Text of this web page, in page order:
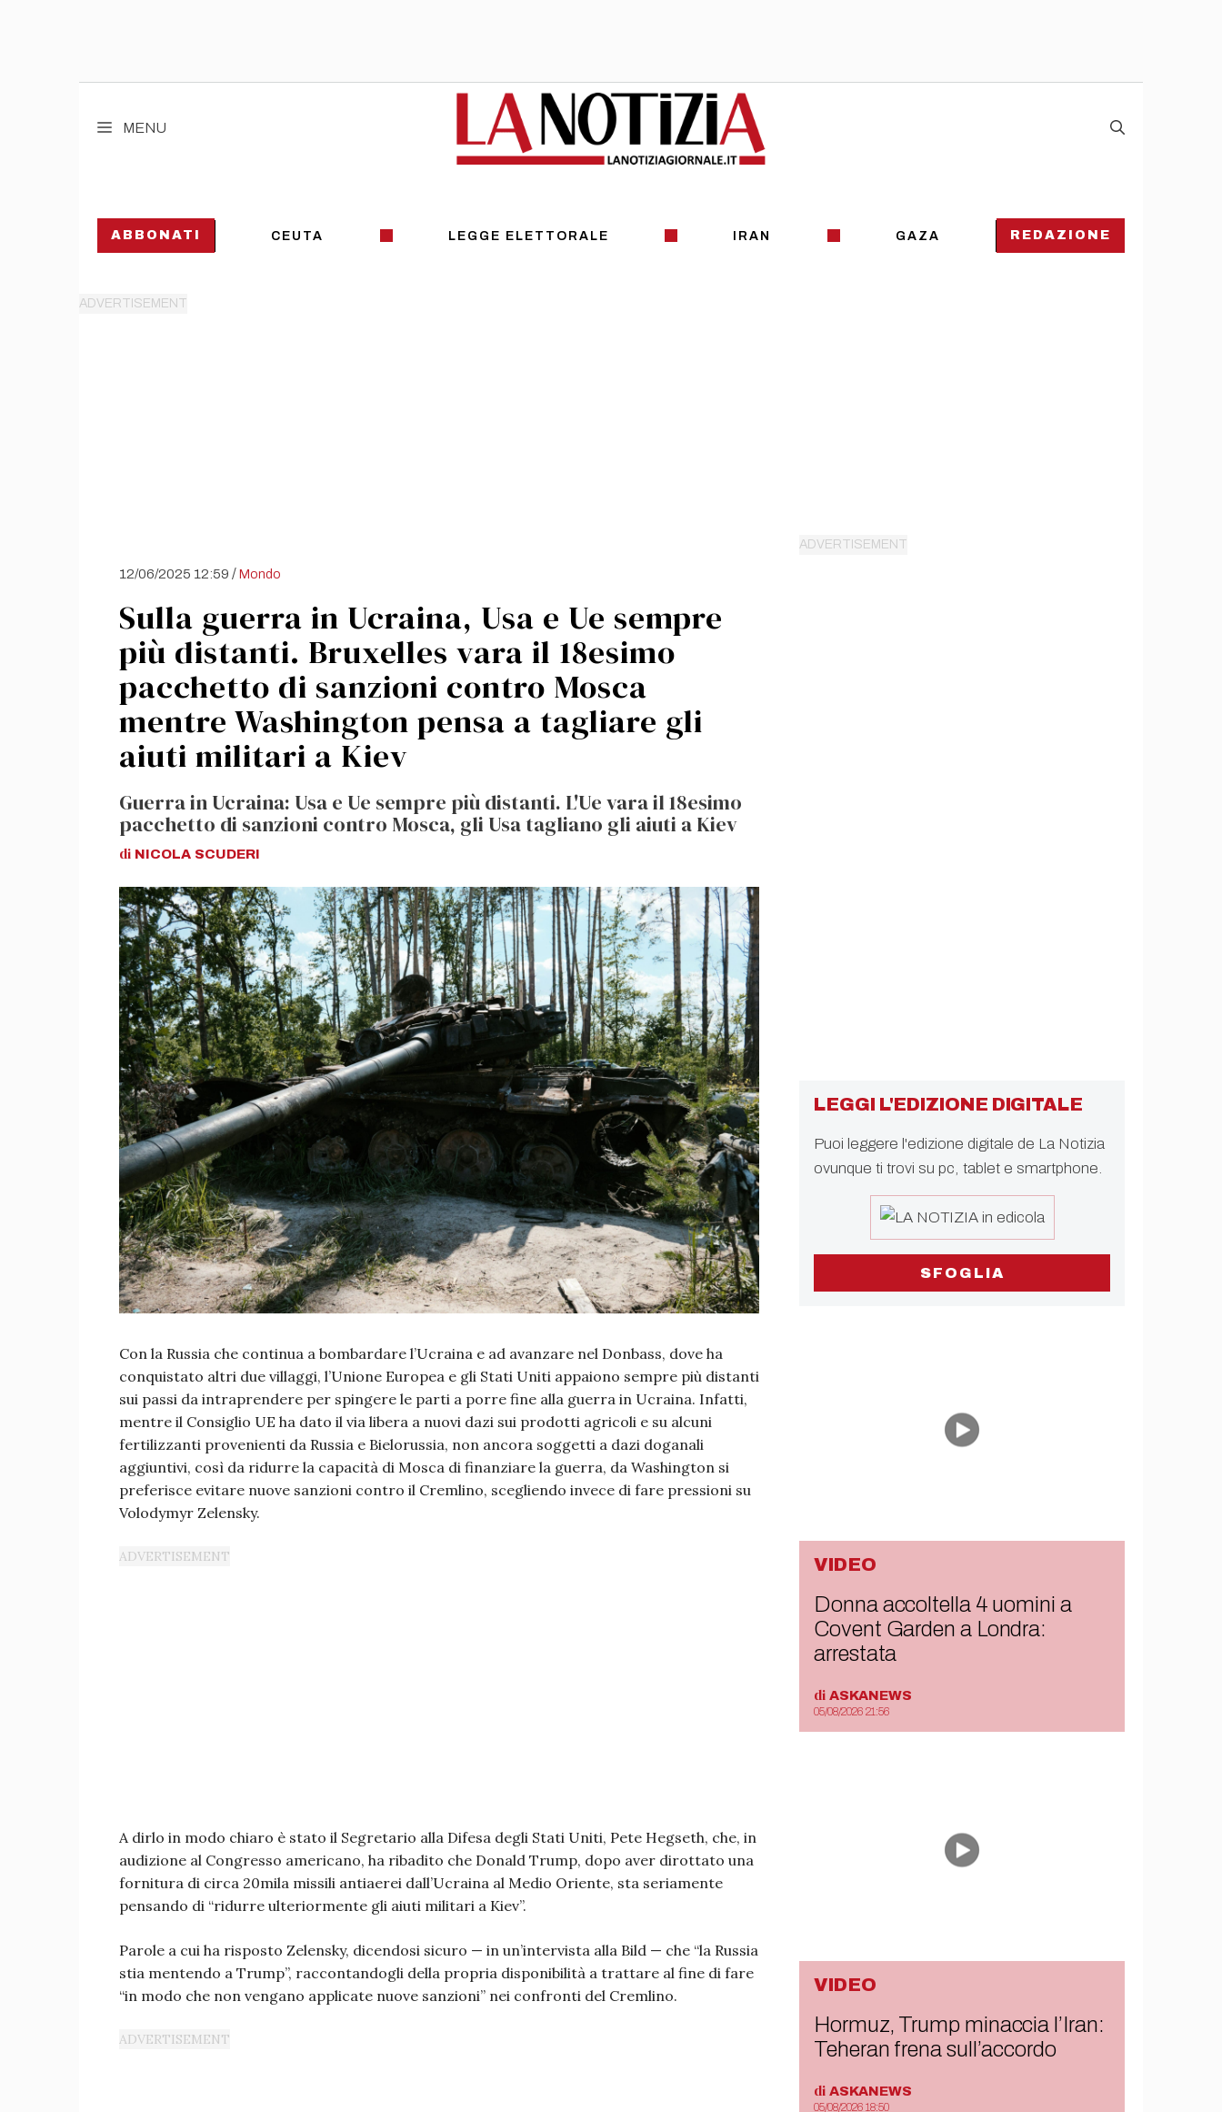
MENU
ABBONATI CEUTA LEGGE ELETTORALE IRAN GAZA REDAZIONE
12/06/2025 12:59 /Mondo
Sulla guerra in Ucraina, Usa e Ue sempre
più distanti. Bruxelles vara il 18esimo
pacchetto di sanzioni contro Mosca
mentre Washington pensa a tagliare gli
aiuti militari a Kiev
Guerra in Ucraina: Usa e Ue sempre più distanti. L'Ue vara il 18esimo
pacchetto di sanzioni contro Mosca, gli Usa tagliano gli aiuti a Kiev
di NICOLA SCUDERI
Con la Russia che continua a bombardare l’Ucraina e ad avanzare nel Donbass, dove ha
conquistato altri due villaggi, l’Unione Europea e gli Stati Uniti appaiono sempre più distanti
sui passi da intraprendere per spingere le parti a porre fine alla guerra in Ucraina. Infatti,
mentre il Consiglio UE ha dato il via libera a nuovi dazi sui prodotti agricoli e su alcuni
fertilizzanti provenienti da Russia e Bielorussia, non ancora soggetti a dazi doganali
aggiuntivi, così da ridurre la capacità di Mosca di finanziare la guerra, da Washington si
preferisce evitare nuove sanzioni contro il Cremlino, scegliendo invece di fare pressioni su
Volodymyr Zelensky.
A dirlo in modo chiaro è stato il Segretario alla Difesa degli Stati Uniti, Pete Hegseth, che, in
audizione al Congresso americano, ha ribadito che Donald Trump, dopo aver dirottato una
fornitura di circa 20mila missili antiaerei dall’Ucraina al Medio Oriente, sta seriamente
pensando di “ridurre ulteriormente gli aiuti militari a Kiev”.
Parole a cui ha risposto Zelensky, dicendosi sicuro — in un’intervista alla Bild — che “la Russia
stia mentendo a Trump”, raccontandogli della propria disponibilità a trattare al fine di fare
“in modo che non vengano applicate nuove sanzioni” nei confronti del Cremlino.
LEGGI L'EDIZIONE DIGITALE
Puoi leggere l'edizione digitale de La Notizia
ovunque ti trovi su pc, tablet e smartphone.
SFOGLIA
VIDEO
Donna accoltella 4 uomini a
Covent Garden a Londra:
arrestata
di ASKANEWS
05/08/2026 21:56
VIDEO
Hormuz, Trump minaccia l’Iran:
Teheran frena sull’accordo
di ASKANEWS
05/08/2026 18:50